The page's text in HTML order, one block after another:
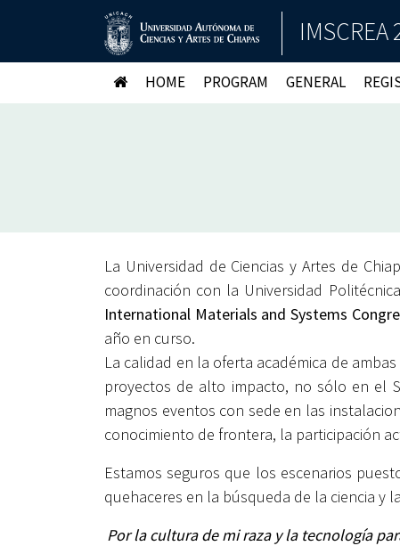
IMSCREA
HOME PROGRAM GENERAL
La Universidad de Ciencias y Artes de
coordinación con la Universidad
International Materials and Systems
año en curso.
La calidad en la oferta académica de
proyectos de alto impacto, no sólo en el
magnos eventos con sede en las
conocimiento de frontera, la participación
Estamos seguros que los escenarios
quehaceres en la búsqueda de la ciencia y
Por la cultura de mi raza y la tecnología